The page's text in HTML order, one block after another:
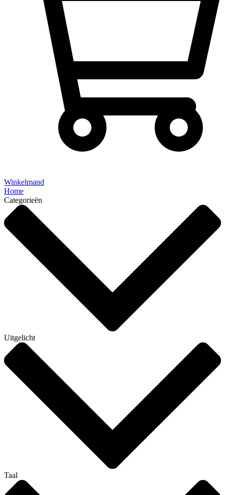
Winkelmand
Home
Categorieën
Uitgelicht
Taal